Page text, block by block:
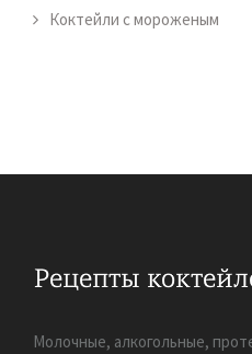
Коктейли с мороженым
Молочные, алкогольные,